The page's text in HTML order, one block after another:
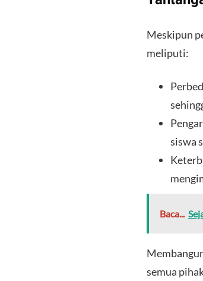
Meskipun
meliputi:
siswa
Baca...
semua